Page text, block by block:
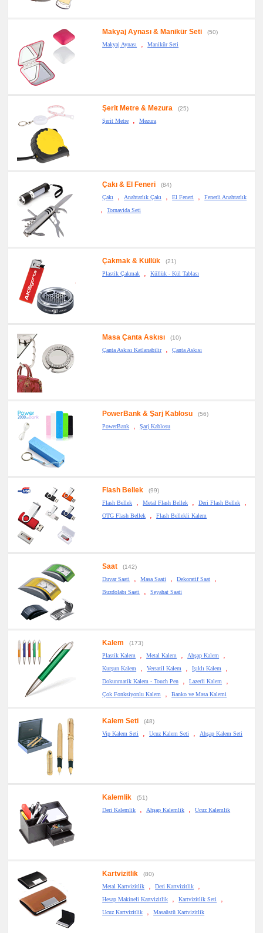
Makyaj Aynası & Manikür Seti
(50)
Makyaj Aynası
, Manikür Seti
Şerit Metre & Mezura
(25)
Şerit Metre
, Mezura
Çakı & El Feneri
(84)
Çakı
, Anahtarlık Çakı , El Feneri , Fenerli Anahtarlık
, Tornavida Seti
Çakmak & Küllük
(21)
Plastik Çakmak
, Küllük - Kül Tablası
Masa Çanta Askısı
(10)
Çanta Askısı Katlanabilir
, Çanta Askısı
PowerBank & Şarj Kablosu
(56)
PowerBank
, Şarj Kablosu
Flash Bellek
(99)
Flash Bellek
, Metal Flash Bellek , Deri Flash Bellek ,
OTG Flash Bellek , Flash Bellekli Kalem
Saat
(142)
Duvar Saati
, Masa Saati , Dekoratif Saat ,
Buzdolabı Saati , Seyahat Saati
Kalem
(173)
Plastik Kalem
, Metal Kalem , Ahşap Kalem ,
Kurşun Kalem , Versatil Kalem , Işıklı Kalem ,
Dokunmatik Kalem - Touch Pen , Lazerli Kalem ,
Çok Fonksiyonlu Kalem , Banko ve Masa Kalemi
Kalem Seti
(48)
Vip Kalem Seti
, Ucuz Kalem Seti , Ahşap Kalem Seti
Kalemlik
(51)
Deri Kalemlik
, Ahşap Kalemlik , Ucuz Kalemlik
Kartvizitlik
(80)
Metal Kartvizitlik
, Deri Kartvizitlik ,
Hesap Makineli Kartvizitlik , Kartvizitlik Seti ,
Ucuz Kartvizitlik , Masaüstü Kartvizitlik